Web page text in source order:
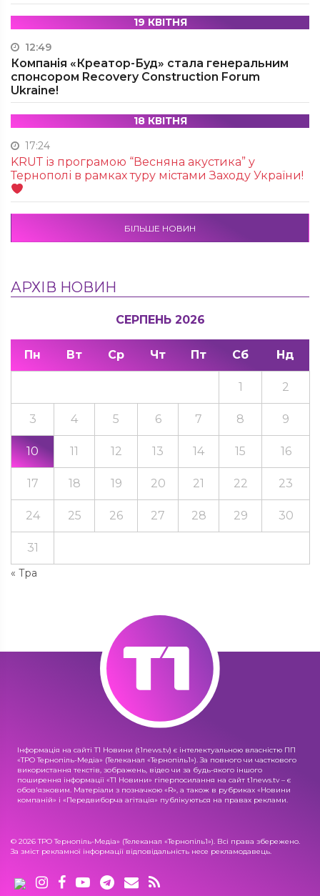
19 КВІТНЯ
12:49
Компанія «Креатор-Буд» стала генеральним
спонсором Recovery Construction Forum
Ukraine!
18 КВІТНЯ
17:24
KRUТ із програмою “Весняна акустика” у
Тернополі в рамках туру містами Заходу України!
БІЛЬШЕ НОВИН
АРХІВ НОВИН
СЕРПЕНЬ 2026
Пн Вт Ср Чт Пт Сб Нд
« Тра
1 2
3 4 5 6 7 8 9
10 11 12 13 14 15 16
17 18 19 20 21 22 23
24 25 26 27 28 29 30
31
Інформація на сайті Т1 Новини (t1news.tv) є інтелектуальною власністю ПП
«ТРО Тернопіль-Медіа» (Телеканал «Тернопіль1»). За повного чи часткового
використання текстів, зображень, відео чи за будь-якого іншого
поширення інформації «Т1 Новини» гіперпосилання на сайт t1news.tv – є
обов'язковим. Матеріали з позначкою «R», а також в рубриках «Новини
компаній» і «Передвиборча агітація» публікуються на правах реклами.
© 2026 ТРО Тернопіль-Медіа» (Телеканал «Тернопіль1»). Всі права збережено.
За зміст рекламної інформації відповідальність несе рекламодавець.